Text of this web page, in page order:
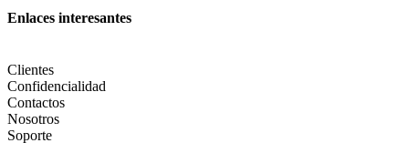
Enlaces interesantes
Clientes
Confidencialidad
Contactos
Nosotros
Soporte